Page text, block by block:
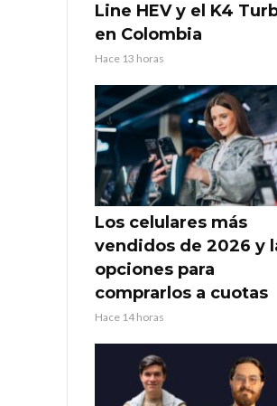
Line HEV y el K4
en Colombia
Hace 13 horas
Los celulares más
vendidos de 2026 y
opciones para
comprarlos a cuotas
Hace 14 horas